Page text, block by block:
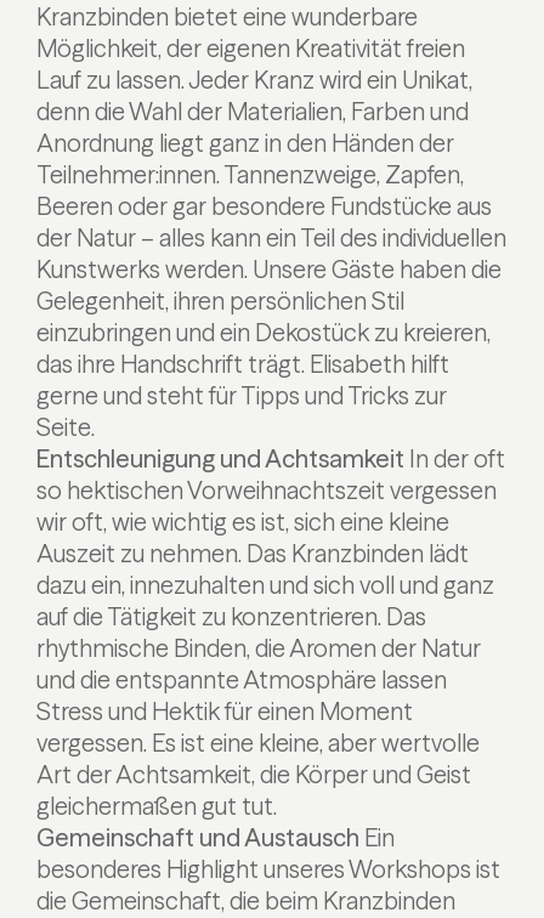
Kranzbinden bietet eine wunderbare
Möglichkeit, der eigenen Kreativität freien
Lauf zu lassen. Jeder Kranz wird ein Unikat,
denn die Wahl der Materialien, Farben und
Anordnung liegt ganz in den Händen der
Teilnehmer:innen. Tannenzweige, Zapfen,
Beeren oder gar besondere Fundstücke aus
der Natur – alles kann ein Teil des individuellen
Kunstwerks werden. Unsere Gäste haben die
Gelegenheit, ihren persönlichen Stil
einzubringen und ein Dekostück zu kreieren,
das ihre Handschrift trägt. Elisabeth hilft
gerne und steht für Tipps und Tricks zur
Seite.
Entschleunigung und Achtsamkeit In der oft
so hektischen Vorweihnachtszeit vergessen
wir oft, wie wichtig es ist, sich eine kleine
Auszeit zu nehmen. Das Kranzbinden lädt
dazu ein, innezuhalten und sich voll und ganz
auf die Tätigkeit zu konzentrieren. Das
rhythmische Binden, die Aromen der Natur
und die entspannte Atmosphäre lassen
Stress und Hektik für einen Moment
vergessen. Es ist eine kleine, aber wertvolle
Art der Achtsamkeit, die Körper und Geist
gleichermaßen gut tut.
Gemeinschaft und Austausch Ein
besonderes Highlight unseres Workshops ist
die Gemeinschaft, die beim Kranzbinden